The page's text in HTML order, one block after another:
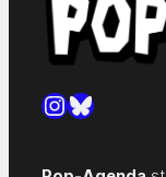
Instagram
Bluesky